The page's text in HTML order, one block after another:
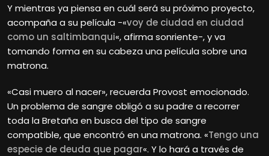
Y mientras ya piensa en cuál será su próximo proyecto,
acompaña a su película -«voy de ciudad en ciudad
como un saltimbanqui«, afirma sonriente-, y va
tomando forma en su cabeza una película sobre una
matrona.
«Casi muero al nacer», recuerda Provost emocionado.
Un problema de sangre obligó a su padre a recorrer
toda la Bretaña en busca del tipo de sangre
compatible, que encontró en una matrona. «Tengo una
especie de deuda que pagar«. Y lo hará a través de